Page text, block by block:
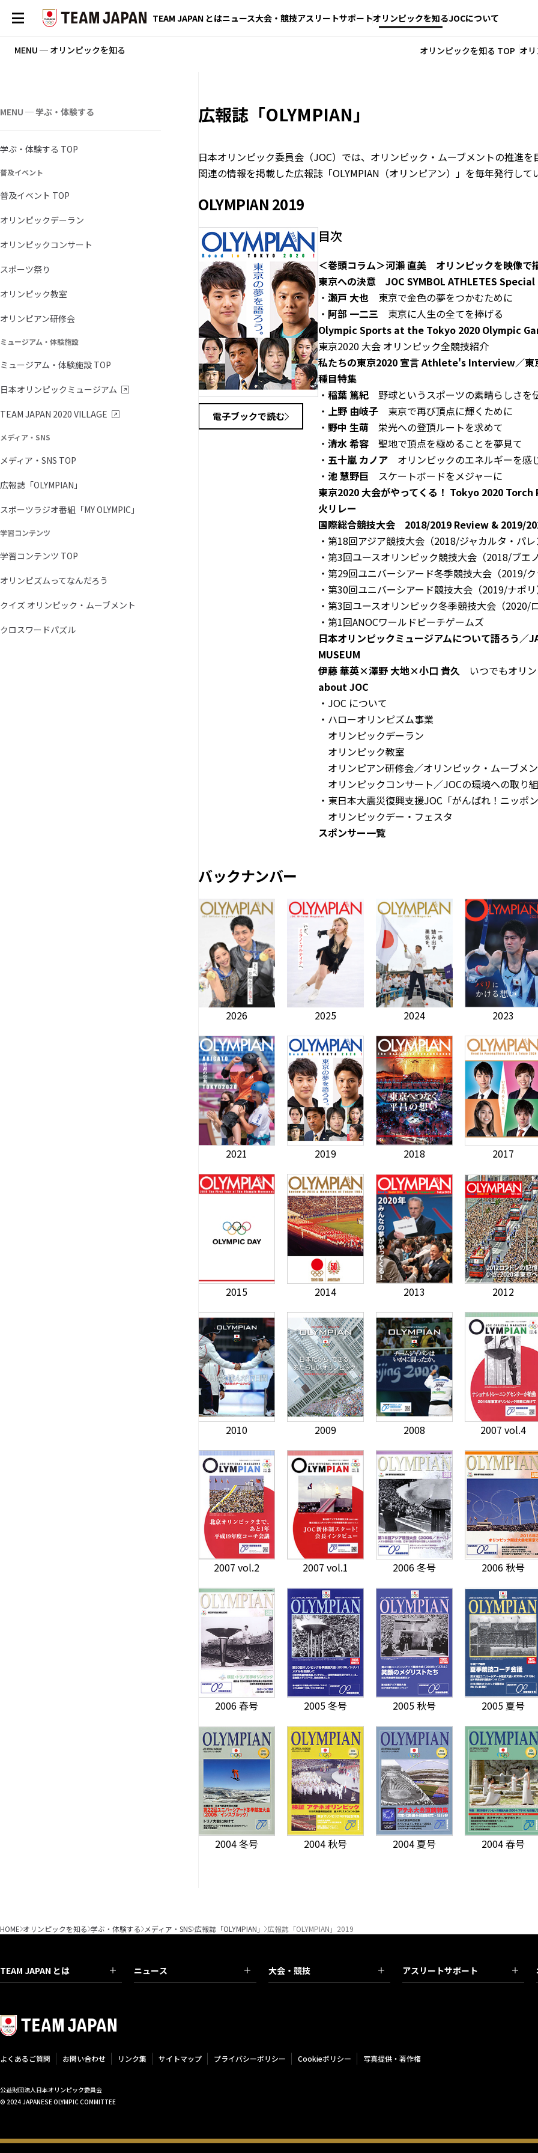
TEAM JAPAN とはニュース大会・競技アスリートサポートオリンピックを知るJOCについて
MENU ─ オリンピックを知る オリンピックを知る TOP オ
MENU ─ 学ぶ・体験する
学ぶ・体験する TOP
普及イベント
普及イベント TOP
オリンピックデーラン
オリンピックコンサート
スポーツ祭り
オリンピック教室
オリンピアン研修会
ミュージアム・体験施設
ミュージアム・体験施設 TOP
日本オリンピックミュージアム
TEAM JAPAN 2020 VILLAGE
メディア・SNS
メディア・SNS TOP
広報誌「OLYMPIAN」
スポーツラジオ番組「MY OLYMPIC」
学習コンテンツ
学習コンテンツ TOP
オリンピズムってなんだろう
クイズ オリンピック・ムーブメント
クロスワードパズル
広報誌「OLYMPIAN」
日本オリンピック委員会（JOC）では、オリンピック・ムーブメントの推進
関連の情報を掲載した広報誌「OLYMPIAN（オリンピアン）」を毎年発行して
OLYMPIAN 2019
電子ブックで読む
目次
＜巻頭コラム＞河瀨 直美 オリンピックを映像で
東京への決意 JOC SYMBOL ATHLETES
・ 瀬戸 大也 東京で金色の夢をつかむために
・ 阿部 一二三 東京に人生の全てを捧げる
Olympic Sports at the Tokyo 2020 Olympic
東京2020 大会 オリンピック全競技紹介
私たちの東京2020 宣言 Athlete's Interview／東
種目特集
・ 稲葉 篤紀 野球というスポーツの素晴らしさを
・ 上野 由岐子 東京で再び頂点に輝くために
・ 野中 生萌 栄光への登頂ルートを求めて
・ 清水 希容 聖地で頂点を極めることを夢見て
・ 五十嵐 カノア オリンピックのエネルギーを感
・ 池 慧野巨 スケートボードをメジャーに
東京2020 大会がやってくる！ Tokyo 2020 Torch
火リレー
国際総合競技大会 2018/2019 Review & 2019/
・第18回アジア競技大会（2018/ジャカルタ・パ
・第3回ユースオリンピック競技大会（2018/ブエ
・第29回ユニバーシアード冬季競技大会（2019/
・第30回ユニバーシアード競技大会（2019/ナポ
・第3回ユースオリンピック冬季競技大会（2020/
・第1回ANOCワールドビーチゲームズ
日本オリンピックミュージアムについて語ろう／
MUSEUM
伊藤 華英×澤野 大地×小口 貴久 いつでもオリ
about JOC
・JOC について
・ ハローオリンピズム事業
オリンピックデーラン
オリンピック教室
オリンピアン研修会／オリンピック・ムーブメ
オリンピックコンサート／JOCの環境への取り
・ 東日本大震災復興支援JOC「がんばれ！ニッポ
オリンピックデー・フェスタ
スポンサー一覧
バックナンバー
2026 2025 2024 2023
2021 2019 2018 2017
2015 2014 2013 2012
2010 2009 2008 2007 vol.4
2007 vol.2 2007 vol.1 2006 冬号 2006 秋号
2006 春号 2005 冬号 2005 秋号 2005 夏号
2004 冬号 2004 秋号 2004 夏号 2004 春号
HOME オリンピックを知る 学ぶ・体験する メディア・SNS 広報誌「OLYMPIAN」 広報誌「OLYMPIAN」2019
TEAM JAPAN とは ニュース 大会・競技 アスリートサポート
よくあるご質問 お問い合わせ リンク集 サイトマップ プライバシーポリシー Cookieポリシー 写真提供・著作権
公益財団法人日本オリンピック委員会
© 2024 JAPANESE OLYMPIC COMMITTEE